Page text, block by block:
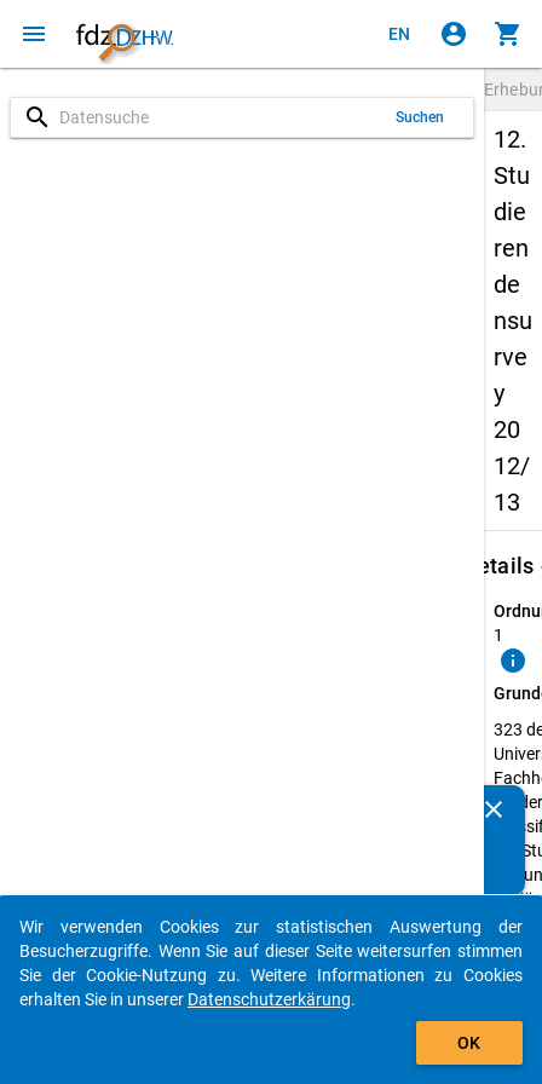
menu EN account_circle shopping_cart
search Suchen
12.
Stu
die
ren
de
nsu
rve
y
20
12/
13
Details
1
info
323
die
der
(5A
des
clear
auto_stories
add_shopping_cart
Wir verwenden Cookies zur statistischen Auswertung der
Besucherzugriffe. Wenn Sie auf dieser Seite weitersurfen stimmen
Sie der Cookie-Nutzung zu. Weitere Informationen zu Cookies
erhalten Sie in unserer Datenschutzerkärung.
OK